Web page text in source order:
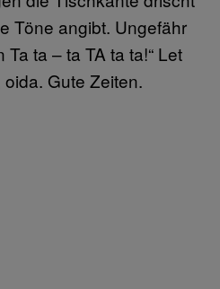
Töne angibt. Ungefähr
ta – ta TA ta ta!“ Let
Gute Zeiten.